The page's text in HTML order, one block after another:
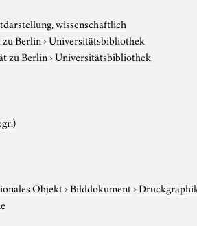
wissenschaftlich
Berlin›Universitätsbibliothek
zu Berlin›Universitätsbibliothek
Objekt›Bilddokument›